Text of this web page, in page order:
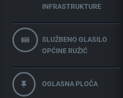
INFRASTRUKTURE
SLUŽBENO GLASILO
OPĆINE RUŽIĆ
OGLASNA PLOČA